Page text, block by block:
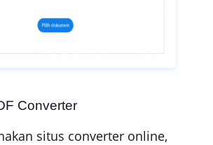
Converter
situs converter online,